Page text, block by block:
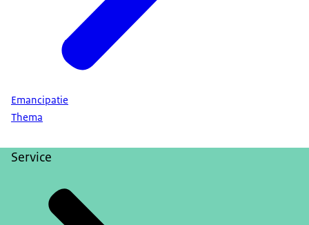
Emancipatie
Thema
Service